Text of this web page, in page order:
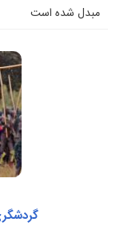
مبدل شده است